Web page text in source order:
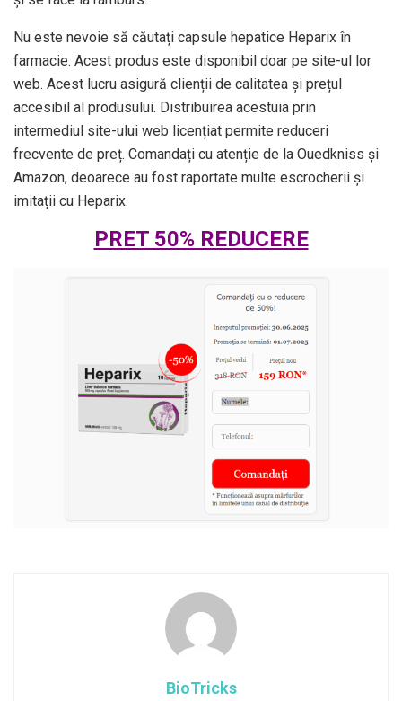
Nu este nevoie să căutați capsule hepatice Heparix în
farmacie. Acest produs este disponibil doar pe site-ul lor
web. Acest lucru asigură clienții de calitatea și prețul
accesibil al produsului. Distribuirea acestuia prin
intermediul site-ului web licențiat permite reduceri
frecvente de preț. Comandați cu atenție de la Ouedkniss și
Amazon, deoarece au fost raportate multe escrocherii și
imitații cu Heparix.
PRET 50% REDUCERE
BioTricks